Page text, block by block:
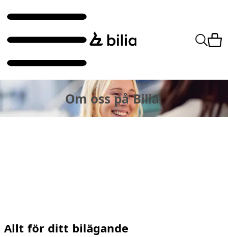
Om oss på Bilia
Allt för ditt bilägande